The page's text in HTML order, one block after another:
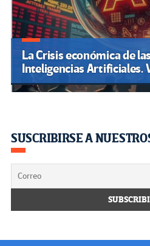
La Crisis económica de
Inteligencias Artificiales.
SUSCRIBIRSE A